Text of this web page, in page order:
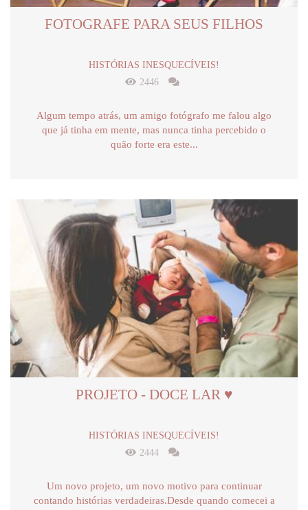
FOTOGRAFE PARA SEUS FILHOS
HISTÓRIAS INESQUECÍVEIS!
2446
Algum tempo atrás, um amigo fotógrafo me falou algo
que já tinha em mente, mas nunca tinha percebido o
quão forte era este...
PROJETO - DOCE LAR ♥
HISTÓRIAS INESQUECÍVEIS!
2444
Um novo projeto, um novo motivo para continuar
contando histórias verdadeiras.Desde quando comecei a